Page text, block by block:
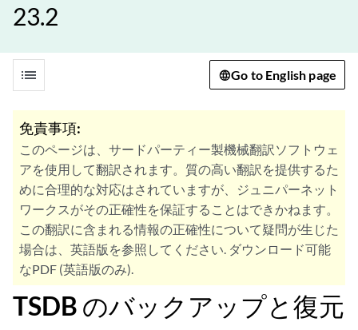
23.2
list Go to English page
免責事項:
このページは、サードパーティー製機械翻訳ソフトウェ
アを使用して翻訳されます。質の高い翻訳を提供するた
めに合理的な対応はされていますが、ジュニパーネット
ワークスがその正確性を保証することはできかねます。
この翻訳に含まれる情報の正確性について疑問が生じた
場合は、英語版を参照してください. ダウンロード可能
なPDF (英語版のみ).
TSDB のバックアップと復元